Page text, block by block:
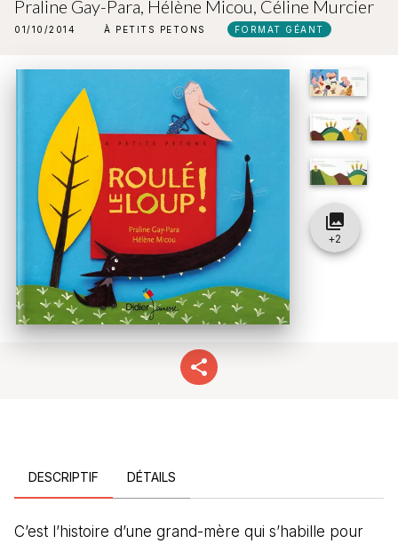
Praline Gay-Para Hélène Micou Céline Murcier
01/10/2014 À PETITS PETONS FORMAT GÉANT
collections
+2
DESCRIPTIF DÉTAILS
C’est l’histoire d’une grand-mère qui s’habille pour